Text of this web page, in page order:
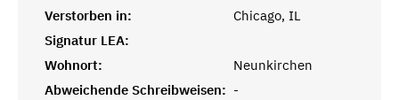
Verstorben in:
Chicago, IL
Signatur LEA:
Wohnort:
Neunkirchen
Abweichende Schreibweisen: -